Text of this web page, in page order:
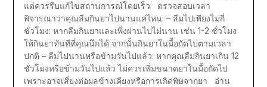
แต่ควรรีบแก้ไขสถานการณ์โดยเร็ว ตรวจสอบเวลา
พิจารณาว่าคุณลืมกินยาไปนานแค่ไหน: – ลืมไปเพียงไม่กี่
ชั่วโมง: หากลืมกินยาและเพิ่งผ่านไปไม่นาน เช่น 1-2 ชั่วโมง
ให้กินยาทันทีที่คุณนึกได้ จากนั้นกินยาในมื้อถัดไปตามเวลา
ปกติ – ลืมไปนานหรือข้ามวันไปแล้ว: หากคุณลืมกินยาเกิน 12
ชั่วโมงหรือข้ามวันไปแล้ว ไม่ควรเพิ่มขนาดยาในมื้อถัดไป
เพราะอาจเสี่ยงต่อผลข้างเคียงหรือการเกิดพิษจากยา อ่าน